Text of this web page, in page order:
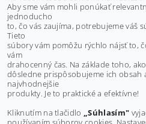
X6, 0180-
€8,10 bez
€10
Buďte prvý, kto napíše príspevok k
Aby sme vám mohli ponúkať
jednoducho
to, čo vás zaujíma, potrebujeme váš
Tieto
súbory vám pomôžu rýchlo nájsť to,
vám
drahocenný čas. Na základe toho,
dôsledne prispôsobujeme ich obsah
najvhodnejšie
produkty. Je to praktické a efektívne!
Kliknutím na tlačidlo „Súhlasím"